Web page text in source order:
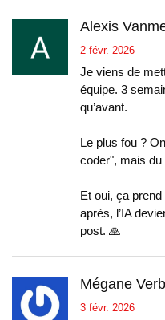
Alexis
2 févr. 2026
Je viens de
équipe. 3
qu’avant.
Le plus fou ?
coder", mais du
Et oui, ça
après, l’IA
post. 🙏
Mégane
3 févr. 2026